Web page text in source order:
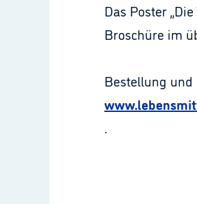
Das Poster
Broschüre im
Bestellung
.